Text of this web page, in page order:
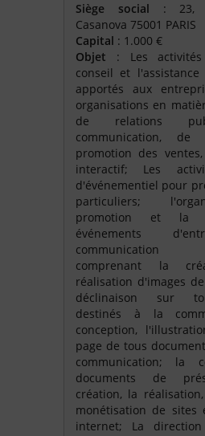
Siège social : 23,
Casanova 75001 PARIS
Capital : 1.000 €
Objet : Les
conseil et l'assistance
apportés aux
organisations en
de relations
communication, de
promotion des
interactif; Les
d'événementiel pour
particuliers;
promotion et la
événements
communication
comprenant la
réalisation d'images
déclinaison sur
destinés à la
conception,
page de tous
communication; la
documents de
création, la
monétisation de sites
internet; La